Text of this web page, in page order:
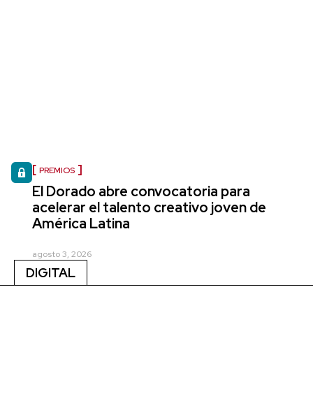
PREMIOS
El Dorado abre convocatoria para
acelerar el talento creativo joven de
América Latina
agosto 3, 2026
DIGITAL